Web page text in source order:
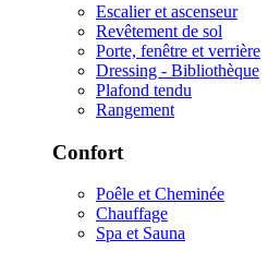
Escalier et ascenseur
Revêtement de sol
Porte, fenêtre et verrière
Dressing - Bibliothèque
Plafond tendu
Rangement
Confort
Poêle et Cheminée
Chauffage
Spa et Sauna